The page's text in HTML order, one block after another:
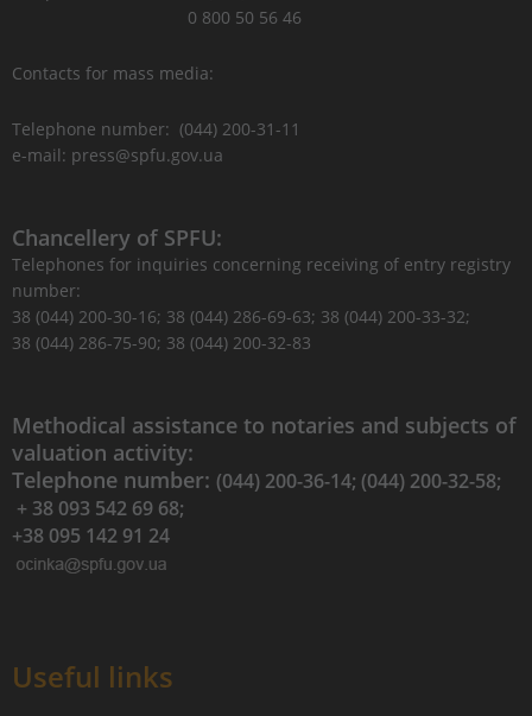
0 800 50 56 46
Contacts for mass media:
Telephone number: (044) 200-31-11
e-mail: press@spfu.gov.ua
Chancellery of SPFU:
Telephones for inquiries concerning receiving of entry registry
number:
38 (044) 200-30-16; 38 (044) 286-69-63; 38 (044) 200-33-32;
38 (044) 286-75-90; 38 (044) 200-32-83
Methodical assistance to notaries and subjects of
valuation activity:
Telephone number: (044) 200-36-14; (044) 200-32-58;
+ 38 093 542 69 68;
+38 095 142 91 24
Useful links